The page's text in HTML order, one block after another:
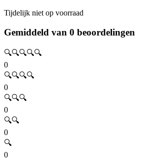
Tijdelijk niet op voorraad
Gemiddeld van 0 beoordelingen
🔍🔍🔍🔍🔍
0
🔍🔍🔍🔍
0
🔍🔍🔍
0
🔍🔍
0
🔍
0